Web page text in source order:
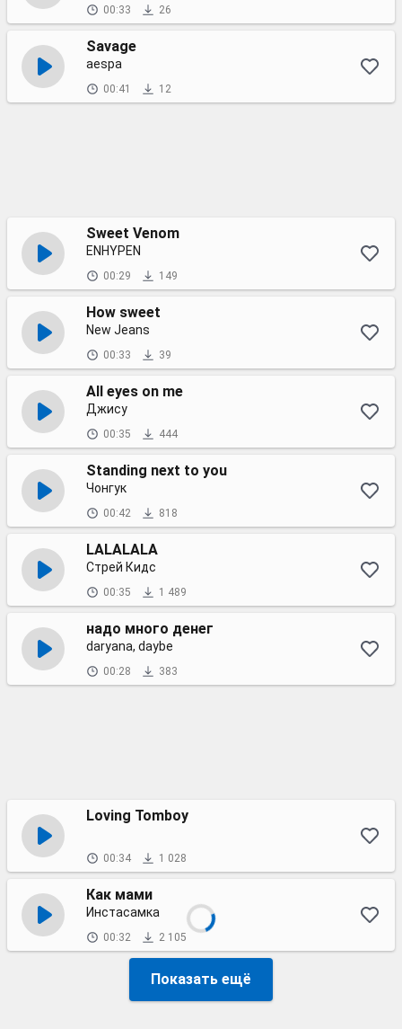
00:33 26
Savage
aespa
00:41 12
Sweet Venom
ENHYPEN
00:29 149
How sweet
New Jeans
00:33 39
All eyes on me
Джису
00:35 444
Standing neхt to you
Чонгук
00:42 818
LALALALA
Стрей Кидс
00:35 1 489
надо много денег
daryana, daybe
00:28 383
Loving Tomboy
00:34 1 028
Как мами
Инстасамка
00:32 2 105
Показать ещё